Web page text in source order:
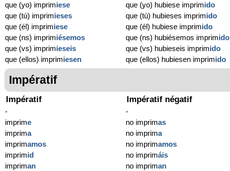
que (yo) imprimiese
que (tú) imprimieses
que (él) imprimiese
que (ns) imprimiésemos
que (vs) imprimieseis
que (ellos) imprimiesen
que (yo) hubiese imprimido
que (tú) hubieses imprimido
que (él) hubiese imprimido
que (ns) hubiésemos imprimido
que (vs) hubieseis imprimido
que (ellos) hubiesen imprimido
Impératif
Impératif
-
imprime
imprima
imprimamos
imprimid
impriman
Impératif négatif
-
no imprimas
no imprima
no imprimamos
no imprimáis
no impriman